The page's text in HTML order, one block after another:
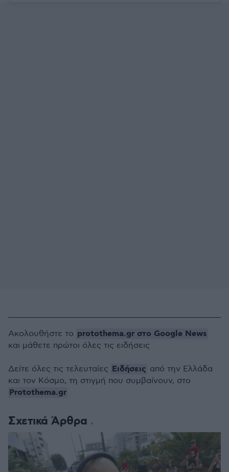
Σχετικά Άρθρα
Ακολουθήστε το protothema.gr στο Google News
και μάθετε πρώτοι όλες τις ειδήσεις
Δείτε όλες τις τελευταίες Ειδήσεις από την Ελλάδα
και τον Κόσμο, τη στιγμή που συμβαίνουν, στο
Protothema.gr